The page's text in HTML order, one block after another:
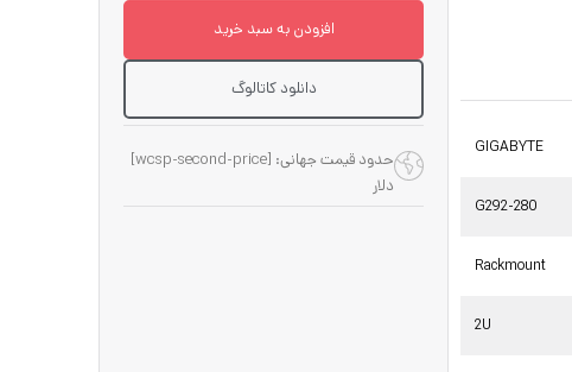
GIGABYTE
G292-280
Rackmount
2U
افزودن به سبد خرید
دانلود کاتالوگ
حدود قیمت جهانی: [wcsp-second-price]
دلار